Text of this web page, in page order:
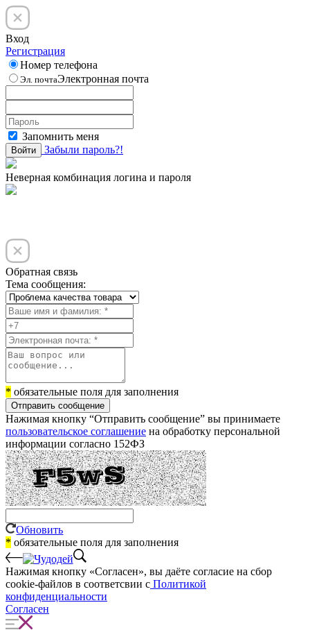
Вход
Регистрация
Номер телефона
Эл. почтаЭлектронная почта
Запомнить меня
Войти Забыли пароль?!
Неверная комбинация логина и пароля
Обратная связь
Тема сообщения:
* обязательные поля для заполнения
Отправить сообщение
Нажимая кнопку “Отправить сообщение” вы принимаете
пользовательское соглашение на обработку персональной
информации согласно 152ФЗ
Обновить
* обязательные поля для заполнения
Нажимая кнопку «Согласен», вы даёте cогласие на сбор
cookie-файлов в соответсвии с Политикой
конфиденциальности
Согласен